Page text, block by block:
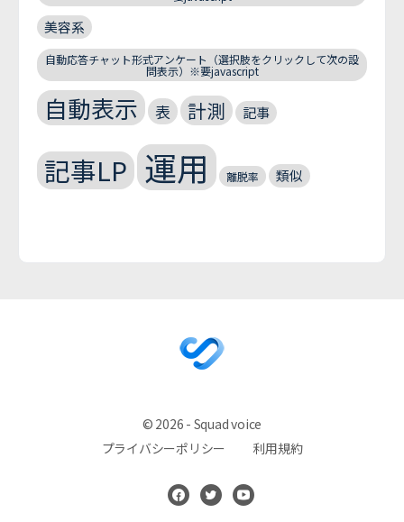
美容系
自動応答チャット形式アンケート（選択肢をクリックして次の設
問表示）※要javascript
自動表示 表 計測 記事
記事LP 運用 離脱率 類似
© 2026 - Squad voice
プライバシーポリシー
利用規約